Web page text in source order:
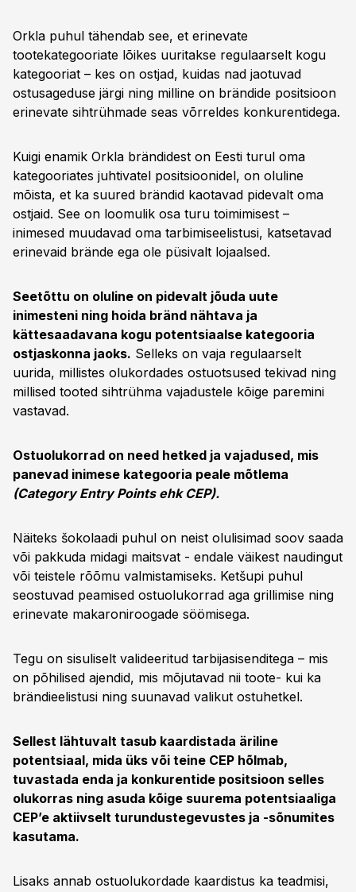
Orkla puhul tähendab see, et erinevate
tootekategooriate lõikes uuritakse regulaarselt kogu
kategooriat – kes on ostjad, kuidas nad jaotuvad
ostusageduse järgi ning milline on brändide positsioon
erinevate sihtrühmade seas võrreldes konkurentidega.
Kuigi enamik Orkla brändidest on Eesti turul oma
kategooriates juhtivatel positsioonidel, on oluline
mõista, et ka suured brändid kaotavad pidevalt oma
ostjaid. See on loomulik osa turu toimimisest –
inimesed muudavad oma tarbimiseelistusi, katsetavad
erinevaid brände ega ole püsivalt lojaalsed.
Seetõttu on oluline on pidevalt jõuda uute
inimesteni ning hoida bränd nähtava ja
kättesaadavana kogu potentsiaalse kategooria
ostjaskonna jaoks. Selleks on vaja regulaarselt
uurida, millistes olukordades ostuotsused tekivad ning
millised tooted sihtrühma vajadustele kõige paremini
vastavad.
Ostuolukorrad on need hetked ja vajadused, mis
panevad inimese kategooria peale mõtlema
(Category Entry Points ehk CEP).
Näiteks šokolaadi puhul on neist olulisimad soov saada
või pakkuda midagi maitsvat - endale väikest naudingut
või teistele rõõmu valmistamiseks. Ketšupi puhul
seostuvad peamised ostuolukorrad aga grillimise ning
erinevate makaroniroogade söömisega.
Tegu on sisuliselt valideeritud tarbijasisenditega – mis
on põhilised ajendid, mis mõjutavad nii toote- kui ka
brändieelistusi ning suunavad valikut ostuhetkel.
Sellest lähtuvalt tasub kaardistada äriline
potentsiaal, mida üks või teine CEP hõlmab,
tuvastada enda ja konkurentide positsioon selles
olukorras ning asuda kõige suurema potentsiaaliga
CEP’e aktiivselt turundustegevustes ja -sõnumites
kasutama.
Lisaks annab ostuolukordade kaardistus ka teadmisi,